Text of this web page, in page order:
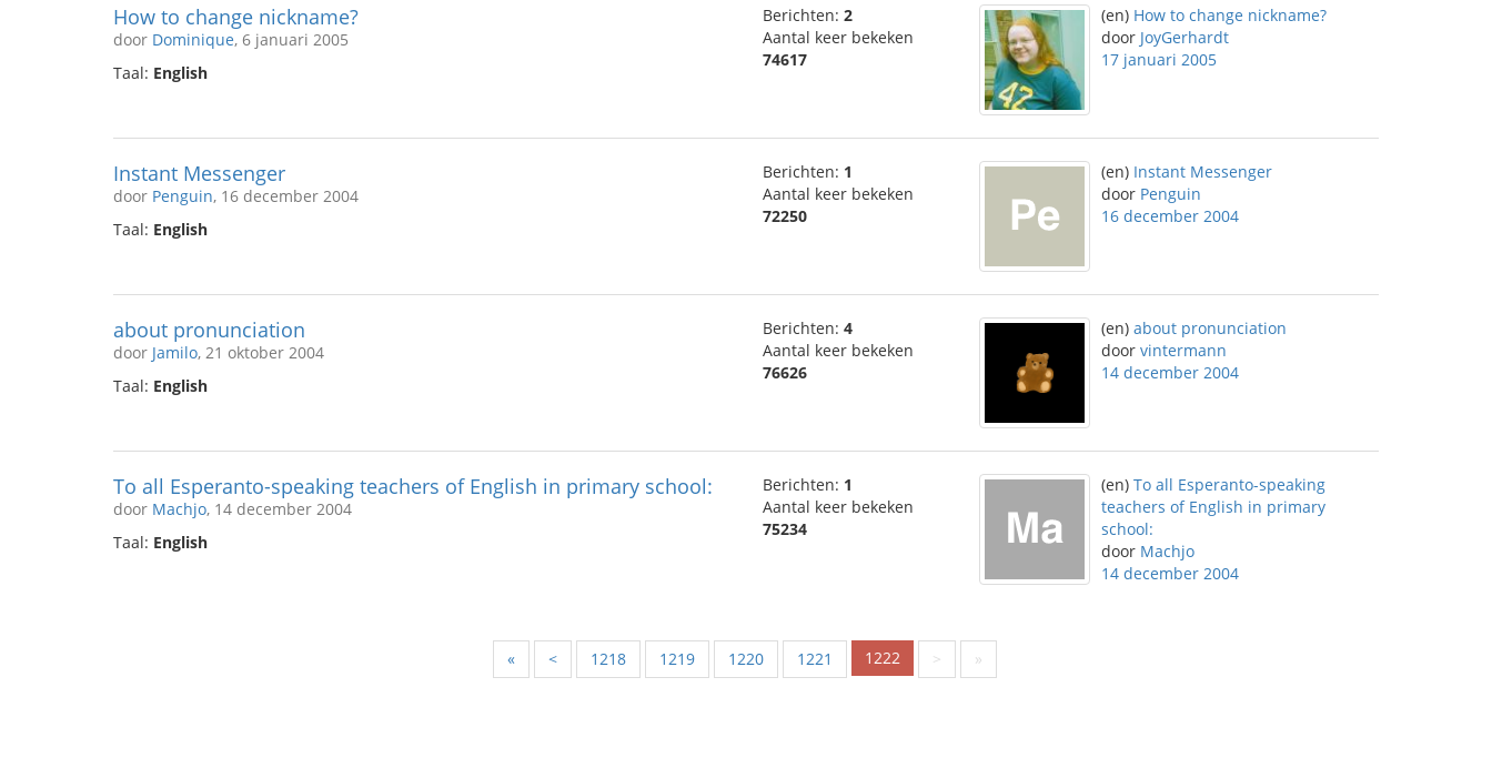
How to change nickname?
door Dominique, 6 januari 2005
Taal: English
Berichten: 2
Aantal keer bekeken
74617
(en) How to change nickname?
door JoyGerhardt
17 januari 2005
Instant Messenger
door Penguin, 16 december 2004
Taal: English
Berichten: 1
Aantal keer bekeken
72250
(en) Instant Messenger
door Penguin
16 december 2004
about pronunciation
door Jamilo, 21 oktober 2004
Taal: English
Berichten: 4
Aantal keer bekeken
76626
(en) about pronunciation
door vintermann
14 december 2004
To all Esperanto-speaking teachers of English in primary school:
door Machjo, 14 december 2004
Taal: English
Berichten: 1
Aantal keer bekeken
75234
(en) To all Esperanto-speaking
teachers of English in primary
school:
door Machjo
14 december 2004
« < 1218 1219 1220 1221 1222 > »